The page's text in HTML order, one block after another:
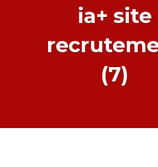
ia+ site
(7)